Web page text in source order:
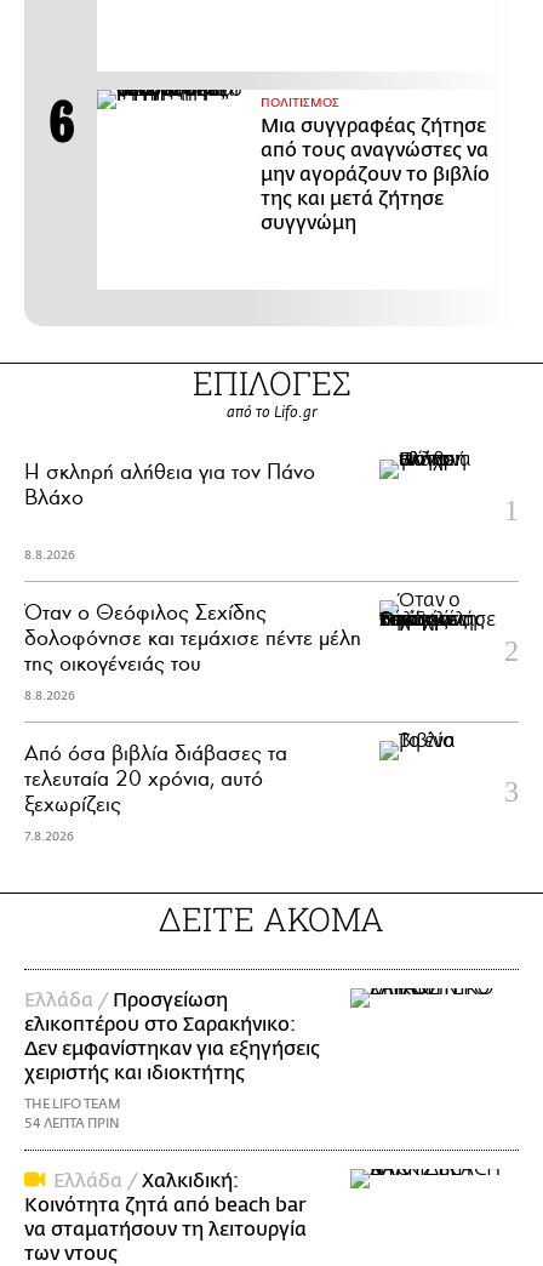
ΠΟΛΙΤΙΣΜΟΣ
Μια συγγραφέας ζήτησε
από τους αναγνώστες να
μην αγοράζουν το βιβλίο
της και μετά ζήτησε
συγγνώμη
ΕΠΙΛΟΓΕΣ
από το Lifo.gr
H σκληρή αλήθεια για τον Πάνο
Βλάχο
8.8.2026
Όταν ο Θεόφιλος Σεχίδης
δολοφόνησε και τεμάχισε πέντε μέλη
της οικογένειάς του
8.8.2026
Από όσα βιβλία διάβασες τα
τελευταία 20 χρόνια, αυτό
ξεχωρίζεις
7.8.2026
ΔΕΙΤΕ ΑΚΟΜΑ
Ελλάδα / Προσγείωση
ελικοπτέρου στο Σαρακήνικο:
Δεν εμφανίστηκαν για εξηγήσεις
χειριστής και ιδιοκτήτης
THE LIFO TEAM
54 ΛΕΠΤΑ ΠΡΙΝ
Ελλάδα /Χαλκιδική:
Κοινότητα ζητά από beach bar
να σταματήσουν τη λειτουργία
των ντους